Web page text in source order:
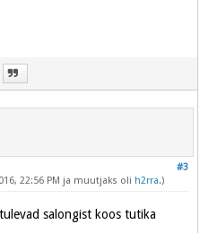
#3
22:56 PM ja muutjaks oli h2rra.)
salongist koos tutika